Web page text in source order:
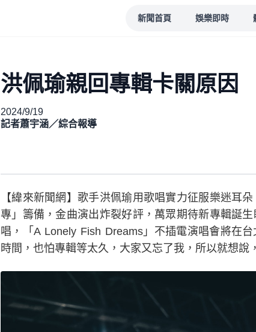
新聞首頁 娛樂即時
洪佩瑜親回專輯卡關原
2024/9/19
記者蕭宇涵／綜合報導
【緯來新聞網】歌手洪佩瑜用歌唱實力征服樂迷耳
專」籌備，金曲演出炸裂好評，萬眾期待新專輯誕
唱，「A Lonely Fish Dreams」不插電演唱會將在
時間，也怕專輯等太久，大家又忘了我，所以就想說